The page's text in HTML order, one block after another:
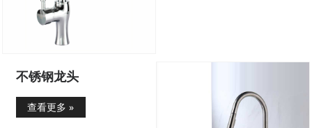
不锈钢龙头
查看更多 »